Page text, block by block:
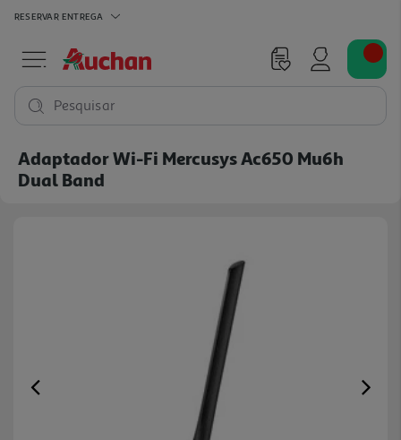
RESERVAR ENTREGA
Pesquisar
Adaptador Wi-Fi Mercusys Ac650 Mu6h
Dual Band
Previous